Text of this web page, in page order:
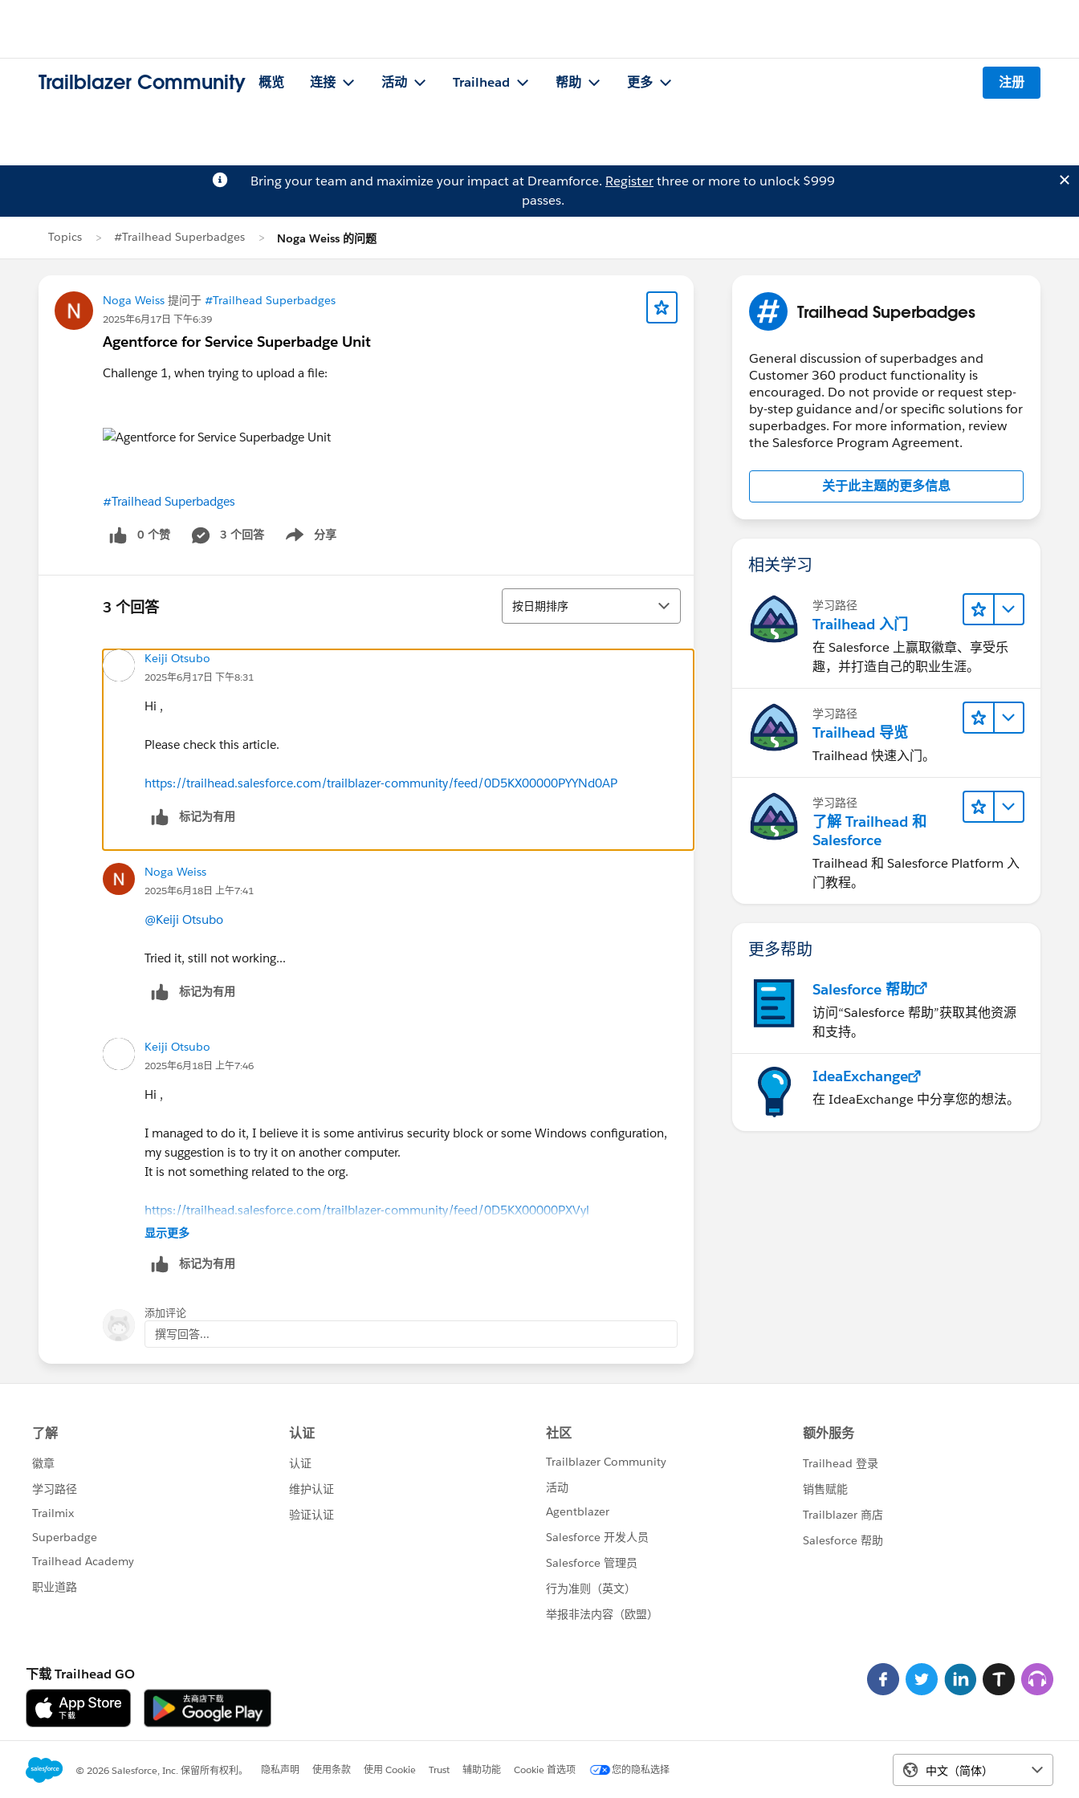
Trailblazer Community 概览 连接 活动 Trailhead 帮助 更多 注册
Bring your team and maximize your impact at Dreamforce. Registerthree or more to unlock $999
passes.
Topics #Trailhead Superbadges Noga Weiss 的问题
Noga Weiss 提问于 #Trailhead Superbadges
2025年6月17日 下午6:39
Agentforce for Service Superbadge Unit
Challenge 1, when trying to upload a file:
#Trailhead Superbadges
0 个赞 3 个回答 分享
Show menu
3 个回答 排序
按日期排序
Keiji Otsubo
2025年6月17日 下午8:31
Hi ,
Please check this article.
https://trailhead.salesforce.com/trailblazer-community/feed/0D5KX00000PYYNd0AP
标记为有用
Noga Weiss
2025年6月18日 上午7:41
@Keiji Otsubo
Tried it, still not working...
标记为有用
Keiji Otsubo
2025年6月18日 上午7:46
Hi ,
I managed to do it, I believe it is some antivirus security block or some Windows configuration,
my suggestion is to try it on another computer.
It is not something related to the org.
https://trailhead.salesforce.com/trailblazer-community/feed/0D5KX00000PXVyl
显示更多
标记为有用
添加评论
撰写回答...
Trailhead Superbadges
General discussion of superbadges and
Customer 360 product functionality is
encouraged. Do not provide or request step-
by-step guidance and/or specific solutions for
superbadges. For more information, review
the Salesforce Program Agreement.
关于此主题的更多信息
相关学习
学习路径
Trailhead 入门
在 Salesforce 上赢取徽章、享受乐
趣，并打造自己的职业生涯。
学习路径
Trailhead 导览
Trailhead 快速入门。
学习路径
了解 Trailhead 和
Salesforce
Trailhead 和 Salesforce Platform 入
门教程。
更多帮助
Salesforce 帮助
访问“Salesforce 帮助”获取其他资源
和支持。
IdeaExchange
在 IdeaExchange 中分享您的想法。